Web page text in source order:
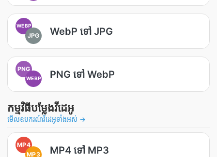
WEBP
JPG WebP ទៅ JPG
PNG
WEBP PNG ទៅ WebP
កម្មវិធីបម្លែងវីដេអូ
មើលឧបករណ៍វីដេអូទាំងអស់ →
MP4
MP3
MP4 ទៅ MP3